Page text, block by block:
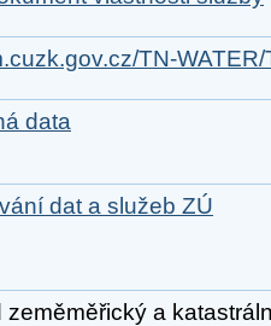
TN-
data
dat a služeb ZÚ
zeměměřický a